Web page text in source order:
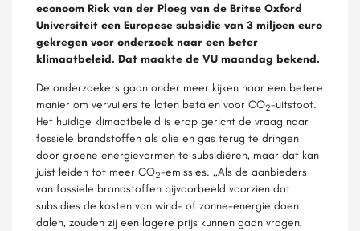
econoom Rick van der Ploeg van de Britse Oxford
Universiteit een Europese subsidie van 3 miljoen euro
gekregen voor onderzoek naar een beter
klimaatbeleid. Dat maakte de VU maandag bekend.
De onderzoekers gaan onder meer kijken naar een betere
manier om vervuilers te laten betalen voor CO2-uitstoot.
Het huidige klimaatbeleid is erop gericht de vraag naar
fossiele brandstoffen als olie en gas terug te dringen
door groene energievormen te subsidiëren, maar dat kan
juist leiden tot meer CO2-emissies. ,,Als de aanbieders
van fossiele brandstoffen bijvoorbeeld voorzien dat
subsidies de kosten van wind- of zonne-energie doen
dalen, zouden zij een lagere prijs kunnen gaan vragen,